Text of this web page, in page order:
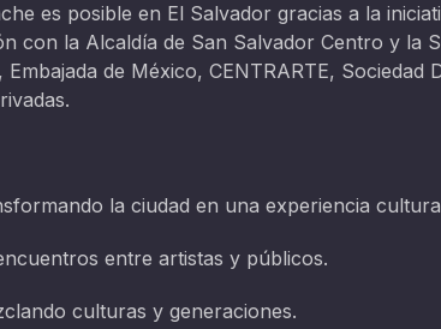
es posible en El Salvador gracias a la
con la Alcaldía de San Salvador Centro y la
Embajada de México, CENTRARTE,
la ciudad en una experiencia
entre artistas y públicos.
culturas y generaciones.